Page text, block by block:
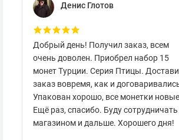
Денис Глотов
Добрый день! Получил заказ, всем
очень доволен. Приобрел набор 15
монет Турции. Серия Птицы.
заказ вовремя, как и
Упакован хорошо, все монетки
Ещё раз, спасибо. Буду сотрудничать
магазином и дальше. Хорошего дня!